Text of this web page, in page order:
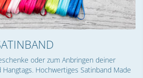
oder zum Anbringen deiner
Hochwertiges Satinband Made